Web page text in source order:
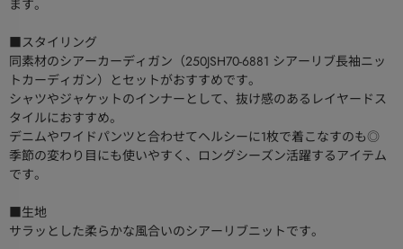
ます。
■スタイリング
同素材のシアーカーディガン（250JSH70-6881 シアーリブ長袖ニッ
トカーディガン）とセットがおすすめです。
シャツやジャケットのインナーとして、抜け感のあるレイヤードス
タイルにおすすめ。
デニムやワイドパンツと合わせてヘルシーに1枚で着こなすのも◎
季節の変わり目にも使いやすく、ロングシーズン活躍するアイテム
です。
■生地
サラッとした柔らかな風合いのシアーリブニットです。